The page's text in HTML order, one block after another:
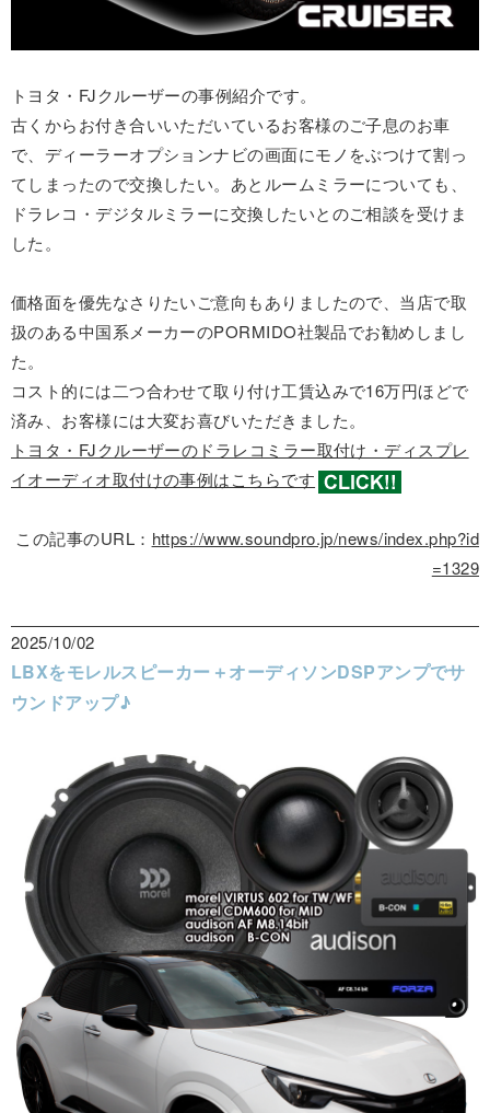
トヨタ・FJクルーザーの事例紹介です。
古くからお付き合いいただいているお客様のご子息のお車
で、ディーラーオプションナビの画面にモノをぶつけて割っ
てしまったので交換したい。あとルームミラーについても、
ドラレコ・デジタルミラーに交換したいとのご相談を受けま
した。
価格面を優先なさりたいご意向もありましたので、当店で取
扱のある中国系メーカーのPORMIDO社製品でお勧めしまし
た。
コスト的には二つ合わせて取り付け工賃込みで16万円ほどで
済み、お客様には大変お喜びいただきました。
トヨタ・FJクルーザーのドラレコミラー取付け・ディスプレ
イオーディオ取付けの事例はこちらです
この記事のURL： https://www.soundpro.jp/news/index.php?id
=1329
2025/10/02
LBXをモレルスピーカー＋オーディソンDSPアンプでサ
ウンドアップ♪